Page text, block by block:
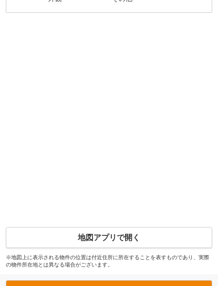
地図アプリで開く
※地図上に表示される物件の位置は付近住所に所在することを表すものであり、実際
の物件所在地とは異なる場合がございます。